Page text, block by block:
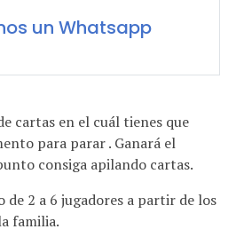
un Whatsapp
cartas en el cuál tienes que
para parar . Ganará el
consiga apilando cartas.
de 2 a 6 jugadores a partir de los
familia.